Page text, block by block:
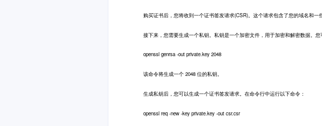
购买证书后，您将收到一个证书签发请求(CSR)。这个请求包含了您的域名和一
接下来，您需要生成一个私钥。私钥是一个加密文件，用于加密和解密数据。您
openssl genrsa -out private.key 2048
该命令将生成一个 2048 位的私钥。
生成私钥后，您可以生成一个证书签发请求。在命令行中运行以下命令：
openssl req -new -key private.key -out csr.csr